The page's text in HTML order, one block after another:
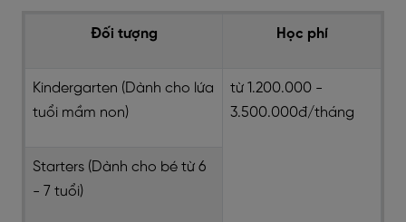
Đối tượng Học phí
Kindergarten (Dành cho lứa
tuổi mầm non)
từ 1.200.000 -
3.500.000đ/tháng
Starters (Dành cho bé từ 6
- 7 tuổi)